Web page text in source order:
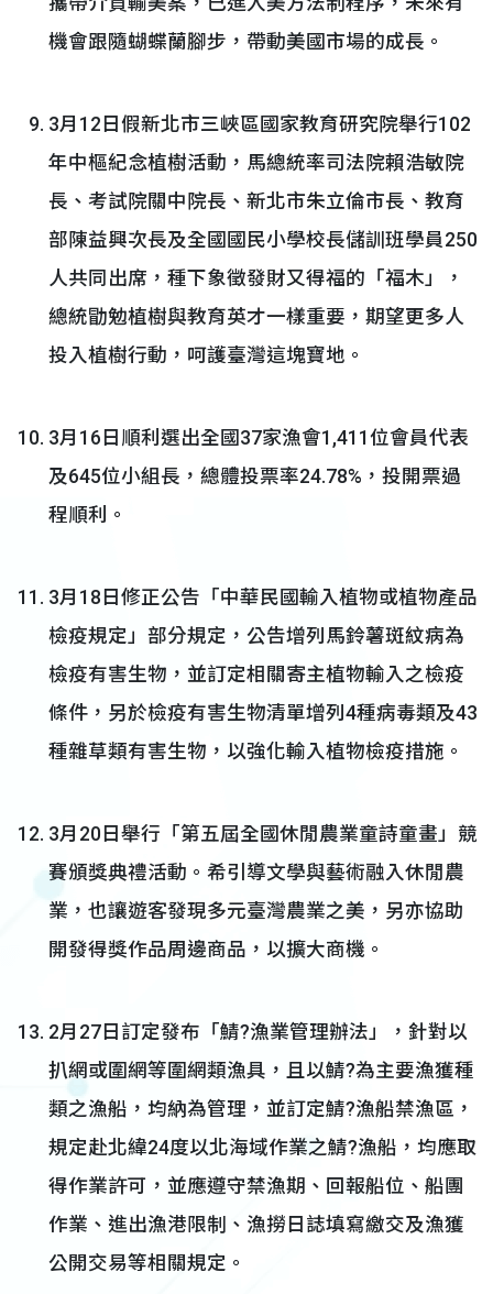
機會跟隨蝴蝶蘭腳步，帶動美國市場的成長。
3月12日假新北市三峽區國家教育研究院舉行102
年中樞紀念植樹活動，馬總統率司法院賴浩敏院
長、考試院關中院長、新北市朱立倫市長、教育
部陳益興次長及全國國民小學校長儲訓班學員250
人共同出席，種下象徵發財又得福的「福木」，
總統勖勉植樹與教育英才一樣重要，期望更多人
投入植樹行動，呵護臺灣這塊寶地。
3月16日順利選出全國37家漁會1,411位會員代表
及645位小組長，總體投票率24.78%，投開票過
程順利。
3月18日修正公告「中華民國輸入植物或植物產品
檢疫規定」部分規定，公告增列馬鈴薯斑紋病為
檢疫有害生物，並訂定相關寄主植物輸入之檢疫
條件，另於檢疫有害生物清單增列4種病毒類及43
種雜草類有害生物，以強化輸入植物檢疫措施。
3月20日舉行「第五屆全國休閒農業童詩童畫」競
賽頒獎典禮活動。希引導文學與藝術融入休閒農
業，也讓遊客發現多元臺灣農業之美，另亦協助
開發得獎作品周邊商品，以擴大商機。
2月27日訂定發布「鯖?漁業管理辦法」，針對以
扒網或圍網等圍網類漁具，且以鯖?為主要漁獲種
類之漁船，均納為管理，並訂定鯖?漁船禁漁區，
規定赴北緯24度以北海域作業之鯖?漁船，均應取
得作業許可，並應遵守禁漁期、回報船位、船團
作業、進出漁港限制、漁撈日誌填寫繳交及漁獲
公開交易等相關規定。